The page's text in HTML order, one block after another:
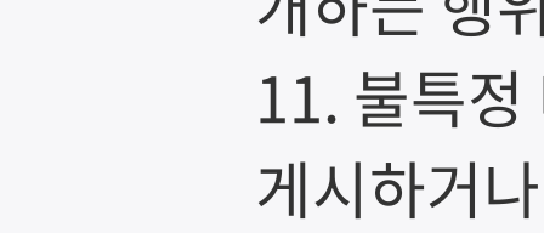
11. 불특
게시하거